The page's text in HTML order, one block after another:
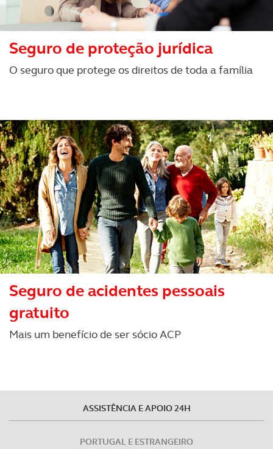
Adicionalmente partilhamos informação, relativa à sua
utilização do nosso site de publicidade e de análise, com
parceiros e organizações na UE e em países terceiros.
dados pessoais serão realizadas apenas com o seu
Realçamos que o bloqueio de certo tipo de Cookies e
tecnologias similares pode ter impacto na sua
experiência de navegação no Website e nos serviços
disponibilizados.
Consulte a política de cookies do site.
Seguro de proteção jurídica
O seguro que protege os direitos de toda a família
Seguro de acidentes pessoais
gratuito
Mais um benefício de ser sócio ACP
ASSISTÊNCIA E APOIO 24H
PORTUGAL E ESTRANGEIRO